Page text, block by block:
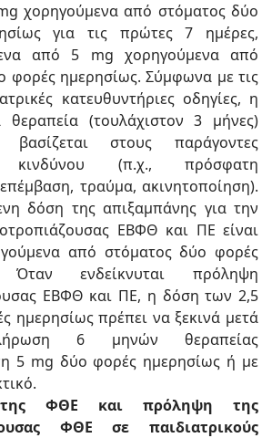
χορηγούμενα από στόματος δύο
για τις πρώτες 7 ημέρες,
από 5 mg χορηγούμενα από
φορές ημερησίως. Σύμφωνα με τις
κατευθυντήριες οδηγίες, η
θεραπεία (τουλάχιστον 3 μήνες)
στους παράγοντες
κινδύνου (π.χ., πρόσφατη
τραύμα, ακινητοποίηση).
δόση της απιξαμπάνης για την
ΕΒΦΘ και ΠΕ είναι
από στόματος δύο φορές
Όταν ενδείκνυται πρόληψη
ΕΒΦΘ και ΠΕ, η δόση των 2,5
ημερησίως πρέπει να ξεκινά μετά
6 μηνών θεραπείας
5 mg δύο φορές ημερησίως ή με
της ΦΘΕ και πρόληψη της
ΦΘΕ σε παιδιατρικούς